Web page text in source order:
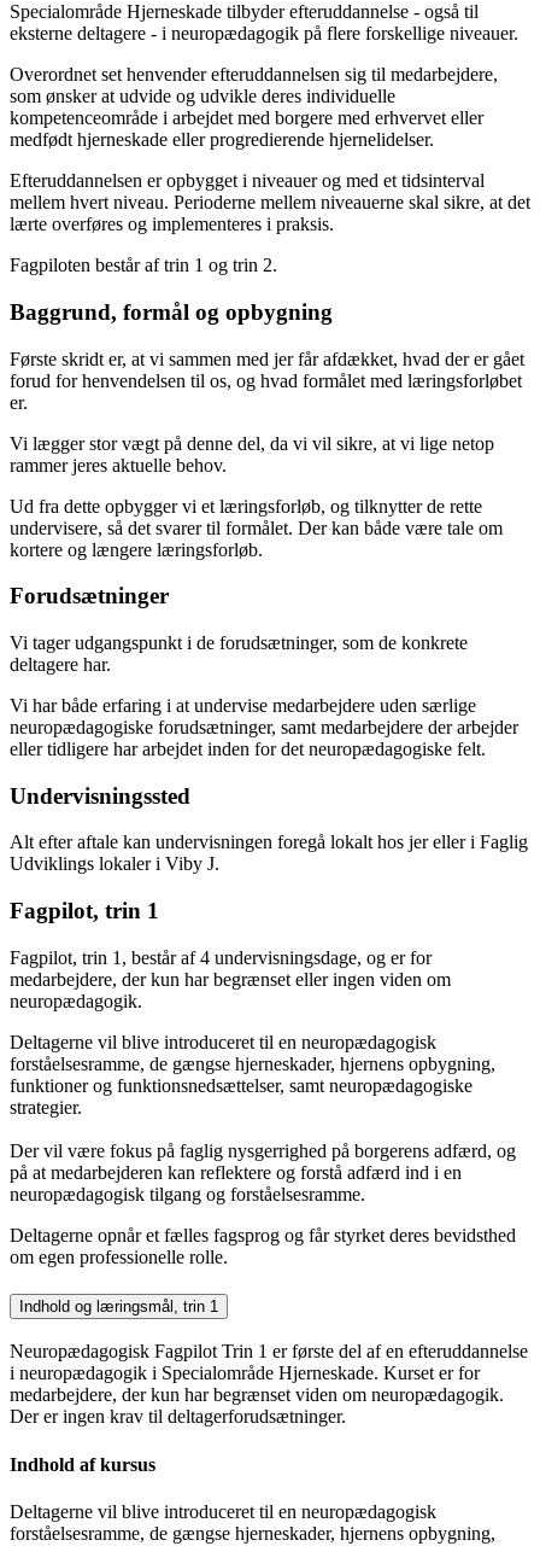
Specialområde Hjerneskade tilbyder efteruddannelse - også til
eksterne deltagere - i neuropædagogik på flere forskellige niveauer.
Overordnet set henvender efteruddannelsen sig til medarbejdere,
som ønsker at udvide og udvikle deres individuelle
kompetenceområde i arbejdet med borgere med erhvervet eller
medfødt hjerneskade eller progredierende hjernelidelser.
Efteruddannelsen er opbygget i niveauer og med et tidsinterval
mellem hvert niveau. Perioderne mellem niveauerne skal sikre, at det
lærte overføres og implementeres i praksis.
Fagpiloten består af trin 1 og trin 2.
Baggrund, formål og opbygning
Første skridt er, at vi sammen med jer får afdækket, hvad der er gået
forud for henvendelsen til os, og hvad formålet med læringsforløbet
er.
Vi lægger stor vægt på denne del, da vi vil sikre, at vi lige netop
rammer jeres aktuelle behov.
Ud fra dette opbygger vi et læringsforløb, og tilknytter de rette
undervisere, så det svarer til formålet. Der kan både være tale om
kortere og længere læringsforløb.
Forudsætninger
Vi tager udgangspunkt i de forudsætninger, som de konkrete
deltagere har.
Vi har både erfaring i at undervise medarbejdere uden særlige
neuropædagogiske forudsætninger, samt medarbejdere der arbejder
eller tidligere har arbejdet inden for det neuropædagogiske felt.
Undervisningssted
Alt efter aftale kan undervisningen foregå lokalt hos jer eller i Faglig
Udviklings lokaler i Viby J.
Fagpilot, trin 1
Fagpilot, trin 1, består af 4 undervisningsdage, og er for
medarbejdere, der kun har begrænset eller ingen viden om
neuropædagogik.
Deltagerne vil blive introduceret til en neuropædagogisk
forståelsesramme, de gængse hjerneskader, hjernens opbygning,
funktioner og funktionsnedsættelser, samt neuropædagogiske
strategier.
Der vil være fokus på faglig nysgerrighed på borgerens adfærd, og
på at medarbejderen kan reflektere og forstå adfærd ind i en
neuropædagogisk tilgang og forståelsesramme.
Deltagerne opnår et fælles fagsprog og får styrket deres bevidsthed
om egen professionelle rolle.
Indhold og læringsmål, trin 1
Neuropædagogisk Fagpilot Trin 1 er første del af en efteruddannelse
i neuropædagogik i Specialområde Hjerneskade. Kurset er for
medarbejdere, der kun har begrænset viden om neuropædagogik.
Der er ingen krav til deltagerforudsætninger.
Indhold af kursus
Deltagerne vil blive introduceret til en neuropædagogisk
forståelsesramme, de gængse hjerneskader, hjernens opbygning,